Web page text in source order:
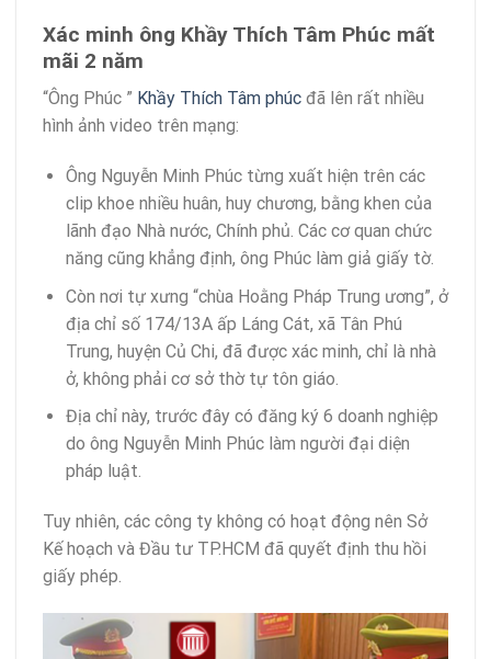
Xác minh ông Khầy Thích Tâm Phúc mất
mãi 2 năm
“Ông Phúc ” Khầy Thích Tâm phúc đã lên rất nhiều
hình ảnh video trên mạng:
Ông Nguyễn Minh Phúc từng xuất hiện trên các
clip khoe nhiều huân, huy chương, bằng khen của
lãnh đạo Nhà nước, Chính phủ. Các cơ quan chức
năng cũng khẳng định, ông Phúc làm giả giấy tờ.
Còn nơi tự xưng “chùa Hoằng Pháp Trung ương”, ở
địa chỉ số 174/13A ấp Láng Cát, xã Tân Phú
Trung, huyện Củ Chi, đã được xác minh, chỉ là nhà
ở, không phải cơ sở thờ tự tôn giáo.
Địa chỉ này, trước đây có đăng ký 6 doanh nghiệp
do ông Nguyễn Minh Phúc làm người đại diện
pháp luật.
Tuy nhiên, các công ty không có hoạt động nên Sở
Kế hoạch và Đầu tư TP.HCM đã quyết định thu hồi
giấy phép.